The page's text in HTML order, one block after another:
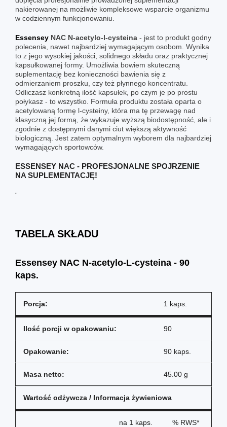
nakierowanej na możliwie kompleksowe wsparcie organizmu
w codziennym funkcjonowaniu.
Essensey NAC N-acetylo-l-cysteina - jest to produkt godny
polecenia, nawet najbardziej wymagającym osobom. Wynika
to z jego wysokiej jakości, solidnego składu oraz praktycznej
kapsułkowanej formy. Umożliwia bowiem skuteczną
suplementację bez konieczności bawienia się z
odmierzaniem proszku, czy też płynnego koncentratu.
Odliczasz konkretną ilość kapsułek, po czym je po prostu
połykasz - to wszystko. Formuła produktu została oparta o
acetylowaną formę l-cysteiny, która ma tę przewagę nad
klasyczną jej formą, że wykazuje wyższą biodostępność, ale i
zgodnie z dostępnymi danymi ciut większą aktywność
biologiczną. Jest zatem optymalnym wyborem dla najbardziej
wymagających sportowców.
ESSENSEY NAC - PROFESJONALNE SPOJRZENIE
NA SUPLEMENTACJĘ!
"
TABELA SKŁADU
Essensey NAC N-acetylo-L-cysteina - 90
kaps.
Porcja: 1 kaps.
Ilość porcji w opakowaniu: 90
Opakowanie: 90 kaps.
Masa netto: 45.00 g
Wartość odżywcza / Informacja żywieniowa
na 1 kaps. % RWS*